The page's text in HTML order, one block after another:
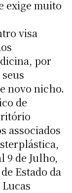
exige muito
visa
por
novo nicho.
de
associados
9 de Julho,
Estado da
Lucas